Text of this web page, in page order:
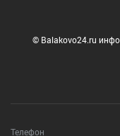
© Balakovo24.ru
Телефон